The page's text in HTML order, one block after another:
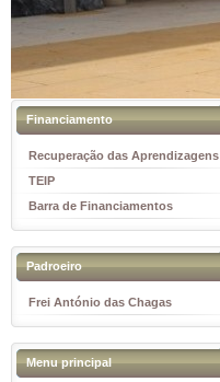
Financiamento
Recuperação das Aprendizagens
TEIP
Barra de Financiamentos
Padroeiro
Frei António das Chagas
Menu principal